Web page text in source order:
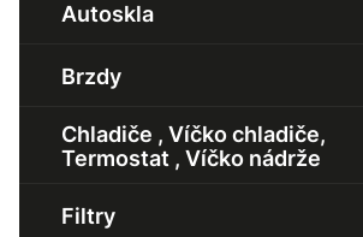
Autoskla
Boční okno
Zadní okno
Čelní okno
Brzdy
Sada brzd
Chladiče , Víčko chladiče,
Termostat , Víčko nádrže
Filtry